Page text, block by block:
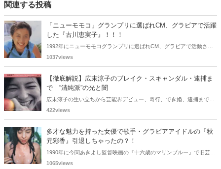
関連する投稿
「ニューモモコ」グランプリに選ばれCM、グラビアで活躍
した『古川恵実子』！！！
1992年にニューモモコグランプリに選ばれCM、グラビアで活動され
ていた古川恵実子さん。2010年3月頃まではラジオDJを担当されてい
みました。
1037views
【徹底解説】広末涼子のブレイク・スキャンダル・逮捕ま
で｜“清純派”の光と闇
広末涼子の生い立ちから芸能界デビュー、奇行、でき婚、逮捕までを
詳しく解説。同世代女優との比較やキャリアの転落の真相に迫りま
422views
多才な魅力を持った女優で歌手・グラビアアイドルの『秋
元彩香』引退しちゃったの？！
1990年に今関あきよし監督映画の『十六歳のマリンブルー』で旧芸名
は古谷 玲香で主演デビューした秋元 彩香さん。映画やドラマ・歌手
1065views